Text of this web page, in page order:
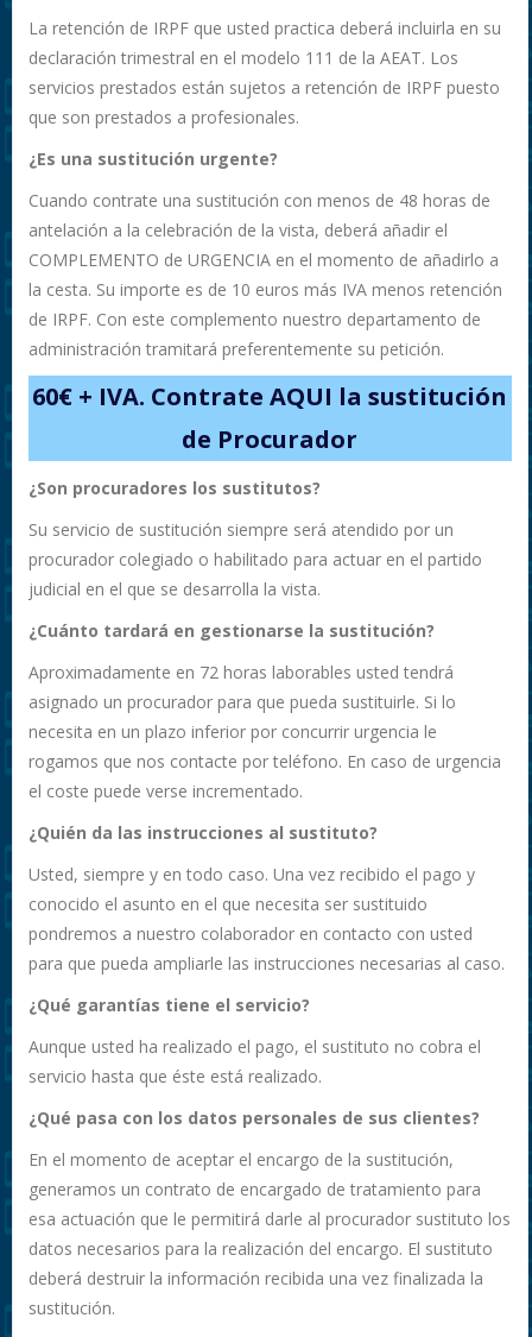
La retención de IRPF que usted practica deberá incluirla en su
declaración trimestral en el modelo 111 de la AEAT. Los
servicios prestados están sujetos a retención de IRPF puesto
que son prestados a profesionales.
¿Es una sustitución urgente?
Cuando contrate una sustitución con menos de 48 horas de
antelación a la celebración de la vista, deberá añadir el
COMPLEMENTO de URGENCIA en el momento de añadirlo a
la cesta. Su importe es de 10 euros más IVA menos retención
de IRPF. Con este complemento nuestro departamento de
administración tramitará preferentemente su petición.
60€ + IVA. Contrate AQUI la sustitución
de Procurador
¿Son procuradores los sustitutos?
Su servicio de sustitución siempre será atendido por un
procurador colegiado o habilitado para actuar en el partido
judicial en el que se desarrolla la vista.
¿Cuánto tardará en gestionarse la sustitución?
Aproximadamente en 72 horas laborables usted tendrá
asignado un procurador para que pueda sustituirle. Si lo
necesita en un plazo inferior por concurrir urgencia le
rogamos que nos contacte por teléfono. En caso de urgencia
el coste puede verse incrementado.
¿Quién da las instrucciones al sustituto?
Usted, siempre y en todo caso. Una vez recibido el pago y
conocido el asunto en el que necesita ser sustituido
pondremos a nuestro colaborador en contacto con usted
para que pueda ampliarle las instrucciones necesarias al caso.
¿Qué garantías tiene el servicio?
Aunque usted ha realizado el pago, el sustituto no cobra el
servicio hasta que éste está realizado.
¿Qué pasa con los datos personales de sus clientes?
En el momento de aceptar el encargo de la sustitución,
generamos un contrato de encargado de tratamiento para
esa actuación que le permitirá darle al procurador sustituto los
datos necesarios para la realización del encargo. El sustituto
deberá destruir la información recibida una vez finalizada la
sustitución.